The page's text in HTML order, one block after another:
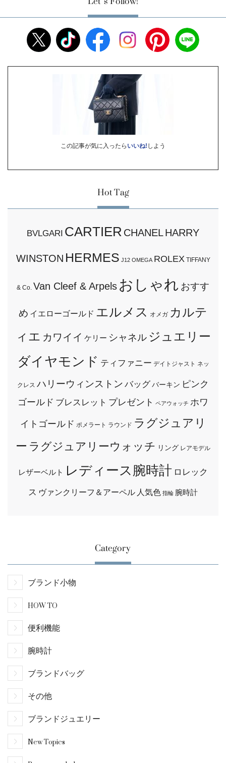
この記事が気に入ったら いいね! しよう
Hot Tag
BVLGARI CARTIER CHANELHARRY
WINSTON HERMES J12 OMEGA ROLEX TIFFANY
& Co. Van Cleef & Arpels おしゃれ おすす
め イエローゴールド エルメス オメガ カルテ
ィエ カワイイ ケリー シャネル ジュエリー
ダイヤモンド ティファニー デイトジャスト ネッ
クレス ハリーウィンストン バッグ バーキン ピンク
ゴールド ブレスレット プレゼント ペアウォッチ ホワ
イトゴールド ポメラート ラウンド ラグジュアリ
ー ラグジュアリーウォッチ リング レアモデル
レザーベルト レディース腕時計 ロレック
ス ヴァンクリーフ＆アーペル 人気色 指輪 腕時計
Category
ブランド小物
HOW TO
便利機能
腕時計
ブランドバッグ
その他
ブランドジュエリー
New Topics